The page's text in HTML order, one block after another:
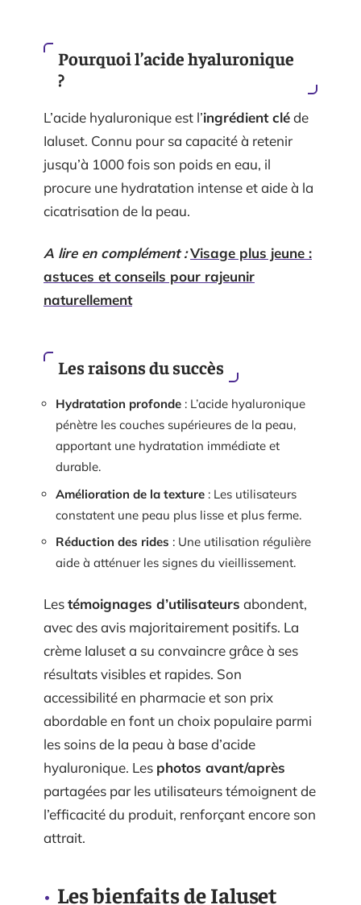
Pourquoi l’acide hyaluronique
?
L’acide hyaluronique est l’ingrédient cléde
Ialuset. Connu pour sa capacité à retenir
jusqu’à 1000 fois son poids en eau, il
procure une hydratation intense et aide à la
cicatrisation de la peau.
A lire en complément :Visage plus jeune :
astuces et conseils pour rajeunir
naturellement
Les raisons du succès
Hydratation profonde : L’acide hyaluronique
pénètre les couches supérieures de la peau,
apportant une hydratation immédiate et
durable.
Amélioration de la texture : Les utilisateurs
constatent une peau plus lisse et plus ferme.
Réduction des rides : Une utilisation régulière
aide à atténuer les signes du vieillissement.
Lestémoignages d’utilisateurs abondent,
avec des avis majoritairement positifs. La
crème Ialuset a su convaincre grâce à ses
résultats visibles et rapides. Son
accessibilité en pharmacie et son prix
abordable en font un choix populaire parmi
les soins de la peau à base d’acide
hyaluronique. Les photos avant/après
partagées par les utilisateurs témoignent de
l’efficacité du produit, renforçant encore son
attrait.
Les bienfaits de Ialuset